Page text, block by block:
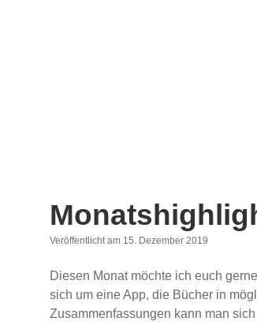
Veröffentlicht am 15. Dezember 2019
Diesen Monat möchte ich euch
sich um eine App, die Bücher in
Zusammenfassungen kann man